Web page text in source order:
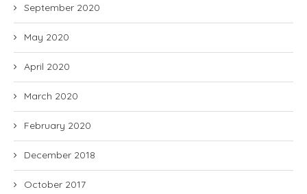
September 2020
May 2020
April 2020
March 2020
February 2020
December 2018
October 2017